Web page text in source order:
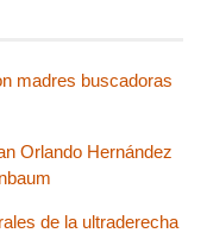
madres buscadoras
Orlando Hernández
de la ultraderecha